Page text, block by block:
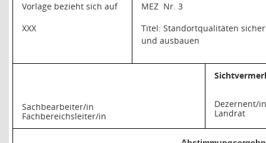
Vorlage bezieht sich auf
XXX
MEZ Nr. 3
Titel: Standortqualitäten sicher
und ausbauen
Sachbearbeiter/in
Fachbereichsleiter/in
Dezernent/in
Landrat